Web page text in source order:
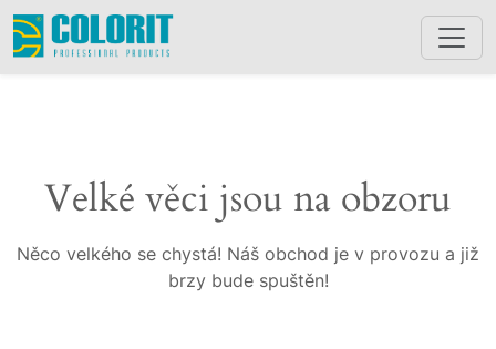
Velké věci jsou na obzoru
Něco velkého se chystá! Náš obchod je v provozu a již
brzy bude spuštěn!